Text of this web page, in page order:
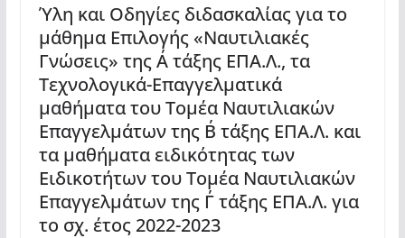
Ύλη και Οδηγίες διδασκαλίας για το
μάθημα Επιλογής «Ναυτιλιακές
Γνώσεις» της Α΄ τάξης ΕΠΑ.Λ., τα
Τεχνολογικά-Επαγγελματικά
μαθήματα του Τομέα Ναυτιλιακών
Επαγγελμάτων της Β΄ τάξης ΕΠΑ.Λ. και
τα μαθήματα ειδικότητας των
Ειδικοτήτων του Τομέα Ναυτιλιακών
Επαγγελμάτων της Γ΄ τάξης ΕΠΑ.Λ. για
το σχ. έτος 2022-2023